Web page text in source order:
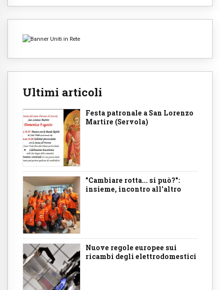
Ultimi articoli
Festa patronale a San Lorenzo
Martire (Servola)
"Cambiare rotta... si può?":
insieme, incontro all'altro
Nuove regole europee sui
ricambi degli elettrodomestici